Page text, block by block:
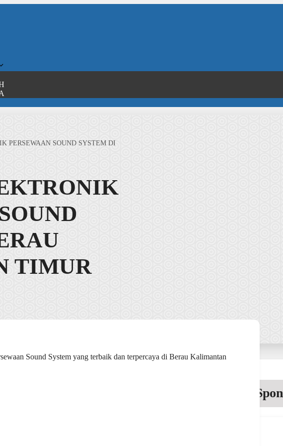
PERSEWAAN SOUND SYSTEM DI
TIMUR
Sound System yang terbaik dan terpercaya di Berau Kalimantan